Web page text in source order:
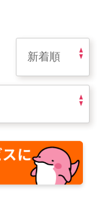
ら
ついて
ついて